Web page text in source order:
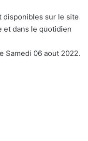
disponibles sur le site
et dans le quotidien
Samedi 06 aout 2022.